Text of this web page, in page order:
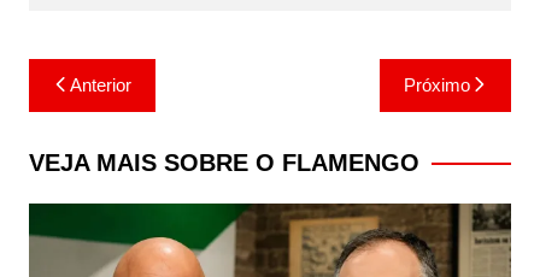
Navegação
de
Post
Anterior Próximo
VEJA MAIS SOBRE O FLAMENGO